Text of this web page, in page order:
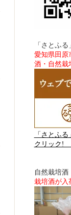
「さとふ
愛知県田原
酒・自然栽
「さとふ
クリッ
自然栽培
栽培酒が入